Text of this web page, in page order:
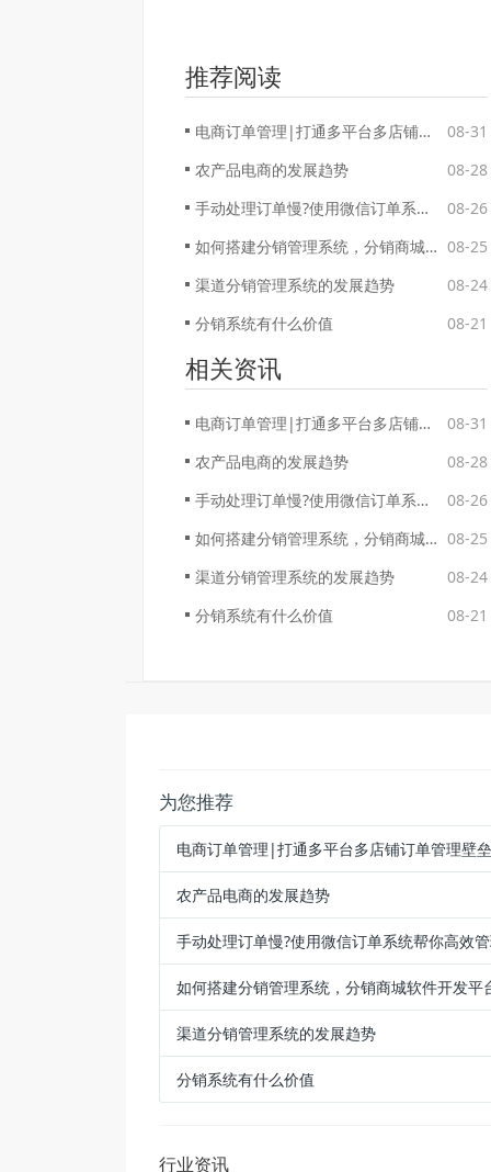
推荐阅读
电商订单管理|打通多平台多店铺订单管理壁垒
08-31
农产品电商的发展趋势
08-28
手动处理订单慢?使用微信订单系统帮你高效管理
08-26
如何搭建分销管理系统，分销商城软件开发平台哪个好 08-25
渠道分销管理系统的发展趋势
08-24
分销系统有什么价值
08-21
相关资讯
电商订单管理|打通多平台多店铺订单管理壁垒
08-31
农产品电商的发展趋势
08-28
手动处理订单慢?使用微信订单系统帮你高效管理
08-26
如何搭建分销管理系统，分销商城软件开发平台哪个好 08-25
渠道分销管理系统的发展趋势
08-24
分销系统有什么价值
08-21
为您推荐
电商订单管理|打通多平台多店铺订单管理壁垒
农产品电商的发展趋势
手动处理订单慢?使用微信订单系统帮你高效
如何搭建分销管理系统，分销商城软件开发平
渠道分销管理系统的发展趋势
分销系统有什么价值
行业资讯